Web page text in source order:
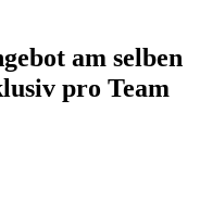
am selben
pro Team